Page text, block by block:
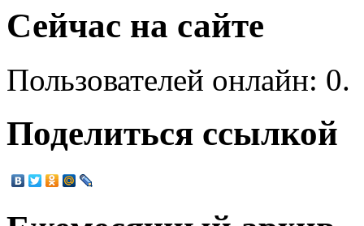
Сейчас на сайте
Пользователей онлайн: 0.
Поделиться ссылкой